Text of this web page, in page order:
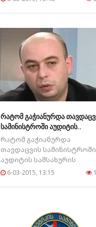
რატომ გაჭიანურდა
სამინისტროში აუდიტის..
რატომ გაჭიანურდა
თავდაცვის სამინისტროში
აუდიტის სამსახურის
ანგარიშის გამოქვეყნება?...
6-03-2015, 13:15